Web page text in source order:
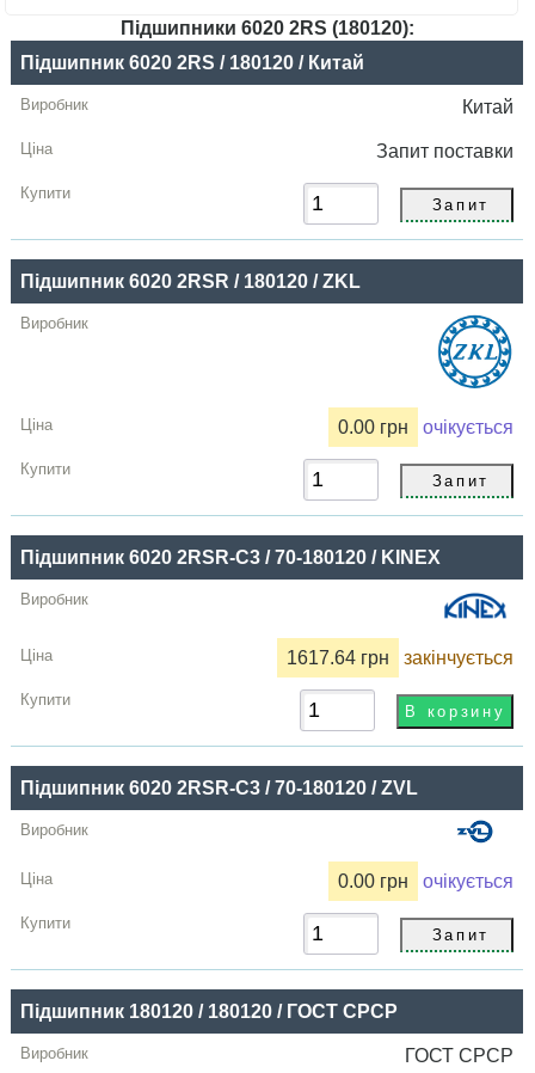
Підшипники 6020 2RS (180120):
Назва
Виробник
Радіальний
грн
Купити
Підшипник 6020 2RS / 180120 / Китай
Китай
Запит поставки
Підшипник 6020 2RSR / 180120 / ZKL
0.00 грн очікується
Підшипник 6020 2RSR-C3 / 70-180120 / KINEX
1617.64 грн закінчується
Підшипник 6020 2RSR-C3 / 70-180120 / ZVL
0.00 грн очікується
Підшипник 180120 / 180120 / ГОСТ СРСР
ГОСТ СРСР